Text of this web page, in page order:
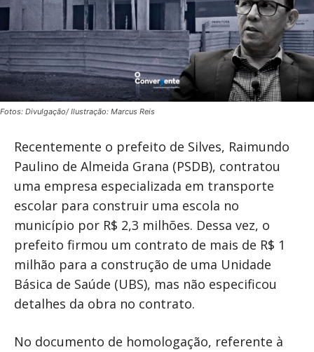
Fotos: Divulgação/ Ilustração: Marcus Reis
Recentemente o prefeito de Silves, Raimundo
Paulino de Almeida Grana (PSDB), contratou
uma empresa especializada em transporte
escolar para construir uma escola no
município por R$ 2,3 milhões. Dessa vez, o
prefeito firmou um contrato de mais de R$ 1
milhão para a construção de uma Unidade
Básica de Saúde (UBS), mas não especificou
detalhes da obra no contrato.
No documento de homologação, referente à